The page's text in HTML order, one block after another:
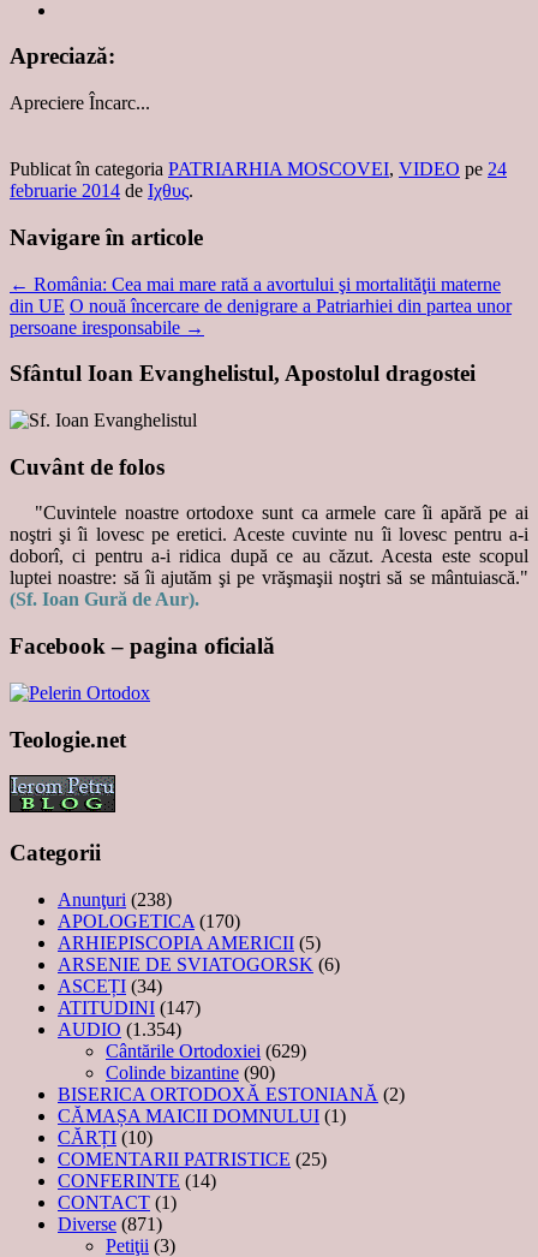
Apreciază:
Apreciere Încarc...
Publicat în categoria PATRIARHIA MOSCOVEI, VIDEO pe 24
februarie 2014 de Ιχθυς.
Navigare în articole
← România: Cea mai mare rată a avortului şi mortalităţii materne
din UE O nouă încercare de denigrare a Patriarhiei din partea unor
persoane iresponsabile →
Sfântul Ioan Evanghelistul, Apostolul dragostei
Cuvânt de folos
"Cuvintele noastre ortodoxe sunt ca armele care îi apără pe ai
noştri şi îi lovesc pe eretici. Aceste cuvinte nu îi lovesc pentru a-i
doborî, ci pentru a-i ridica după ce au căzut. Acesta este scopul
luptei noastre: să îi ajutăm şi pe vrăşmaşii noştri să se mântuiască."
(Sf. Ioan Gură de Aur).
Facebook – pagina oficială
Teologie.net
Categorii
Anunţuri (238)
APOLOGETICA (170)
ARHIEPISCOPIA AMERICII (5)
ARSENIE DE SVIATOGORSK (6)
ASCEȚI (34)
ATITUDINI (147)
AUDIO (1.354)
Cântările Ortodoxiei (629)
Colinde bizantine (90)
BISERICA ORTODOXĂ ESTONIANĂ (2)
CĂMAȘA MAICII DOMNULUI (1)
CĂRȚI (10)
COMENTARII PATRISTICE (25)
CONFERINTE (14)
CONTACT (1)
Diverse (871)
Petiţii (3)